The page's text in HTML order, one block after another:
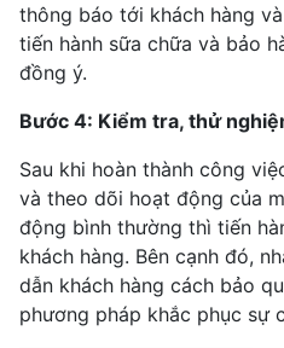
thông báo tới khách hàng
tiến hành sữa chữa và bảo
đồng ý.
Bước 4: Kiểm tra, thử
Sau khi hoàn thành công
và theo dõi hoạt động của
động bình thường thì tiến
khách hàng. Bên cạnh đó,
dẫn khách hàng cách bảo
phương pháp khắc phục sự